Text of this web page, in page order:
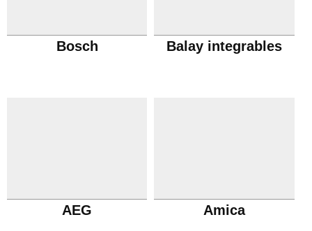
Bosch Balay integrables
AEG Amica